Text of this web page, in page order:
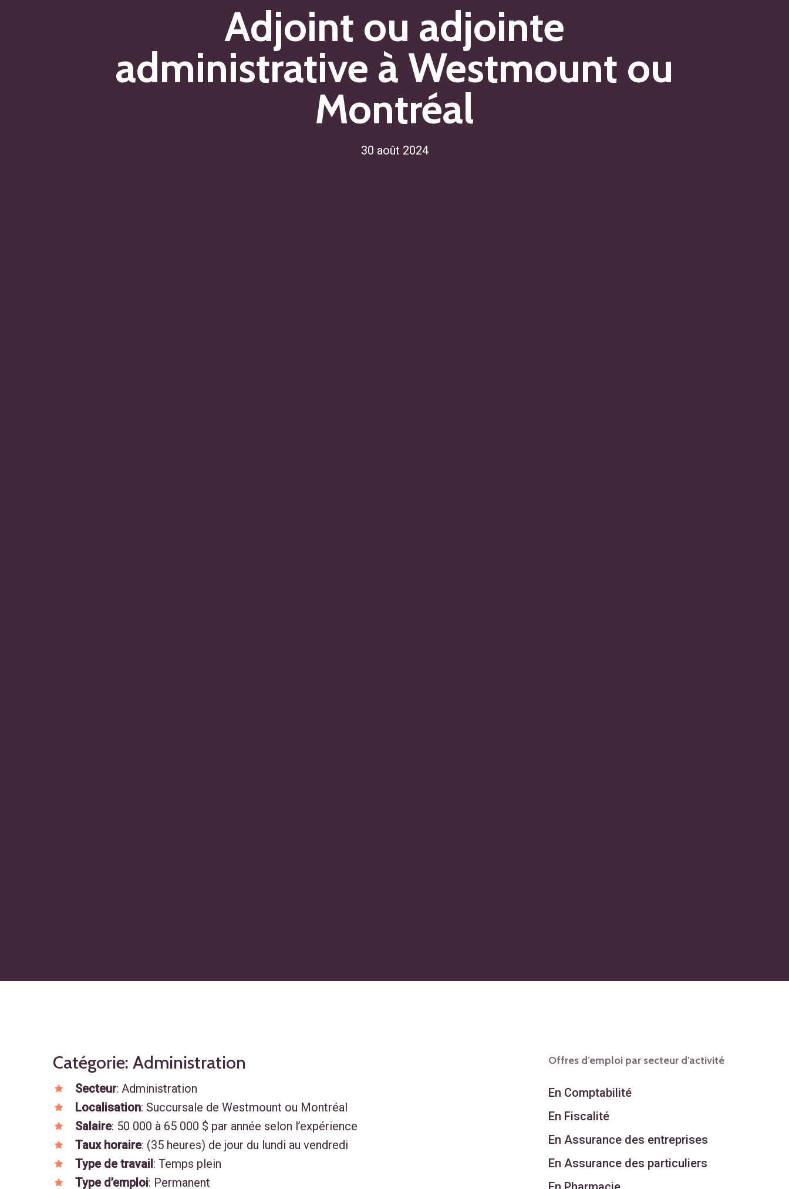
Adjoint ou adjointe
administrative à Westmount ou
Montréal
30 août 2024
Catégorie: Administration
Secteur: Administration
Localisation: Succursale de Westmount ou Montréal
Salaire: 50 000 à 65 000 $ par année selon l’expérience
Taux horaire: (35 heures) de jour du lundi au vendredi
Type de travail: Temps plein
Type d’emploi: Permanent
Offres d’emploi par secteur d’activité
En Comptabilité
En Fiscalité
En Assurance des entreprises
En Assurance des particuliers